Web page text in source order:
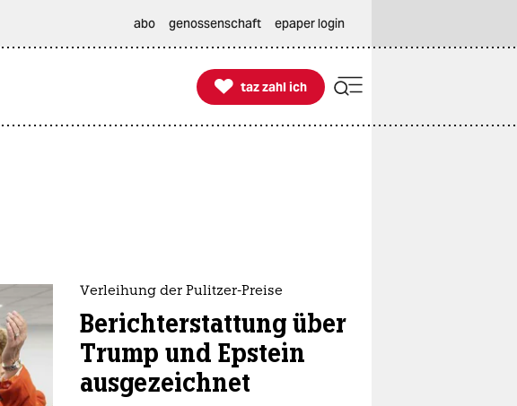
abo genossenschaft epaper login

taz zahl ich
taz zahl ich
Verleihung der Pulitzer-Preise
Berichterstattung über
Trump und Epstein
ausgezeichnet